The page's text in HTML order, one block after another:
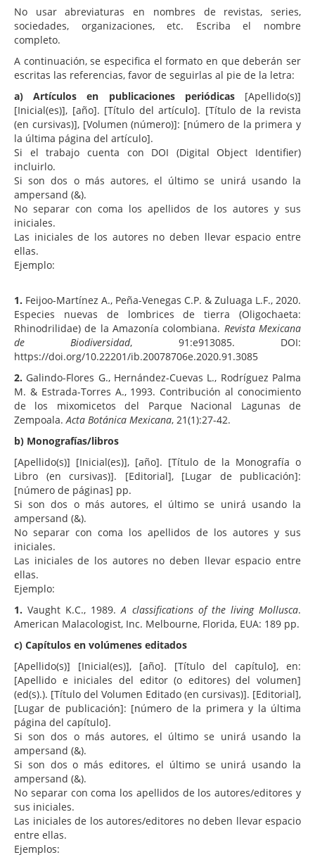
No usar abreviaturas en nombres de revistas, series,
sociedades, organizaciones, etc. Escriba el nombre
completo.
A continuación, se especifica el formato en que deberán ser
escritas las referencias, favor de seguirlas al pie de la letra:
a) Artículos en publicaciones periódicas[Apellido(s)]
[Inicial(es)], [año]. [Título del artículo]. [Título de la revista
(en cursivas)], [Volumen (número)]: [número de la primera y
la última página del artículo].
Si el trabajo cuenta con DOI (Digital Object Identifier)
incluirlo.
Si son dos o más autores, el último se unirá usando la
ampersand (&).
No separar con coma los apellidos de los autores y sus
iniciales.
Las iniciales de los autores no deben llevar espacio entre
ellas.
Ejemplo:
1. Feijoo-Martínez A., Peña-Venegas C.P. & Zuluaga L.F., 2020.
Especies nuevas de lombrices de tierra (Oligochaeta:
Rhinodrilidae) de la Amazonía colombiana. Revista Mexicana
de Biodiversidad, 91:e913085. DOI:
https://doi.org/10.22201/ib.20078706e.2020.91.3085
2. Galindo-Flores G., Hernández-Cuevas L., Rodríguez Palma
M. & Estrada-Torres A., 1993. Contribución al conocimiento
de los mixomicetos del Parque Nacional Lagunas de
Zempoala.Acta Botánica Mexicana, 21(1):27-42.
b) Monografías/libros
[Apellido(s)] [Inicial(es)], [año]. [Título de la Monografía o
Libro (en cursivas)]. [Editorial], [Lugar de publicación]:
[número de páginas] pp.
Si son dos o más autores, el último se unirá usando la
ampersand (&).
No separar con coma los apellidos de los autores y sus
iniciales.
Las iniciales de los autores no deben llevar espacio entre
ellas.
Ejemplo:
1. Vaught K.C., 1989.A classifications of the living Mollusca.
American Malacologist, Inc. Melbourne, Florida, EUA: 189 pp.
c) Capítulos en volúmenes editados
[Apellido(s)] [Inicial(es)], [año]. [Título del capítulo], en:
[Apellido e iniciales del editor (o editores) del volumen]
(ed(s).). [Título del Volumen Editado (en cursivas)]. [Editorial],
[Lugar de publicación]: [número de la primera y la última
página del capítulo].
Si son dos o más autores, el último se unirá usando la
ampersand (&).
Si son dos o más editores, el último se unirá usando la
ampersand (&).
No separar con coma los apellidos de los autores/editores y
sus iniciales.
Las iniciales de los autores/editores no deben llevar espacio
entre ellas.
Ejemplos: